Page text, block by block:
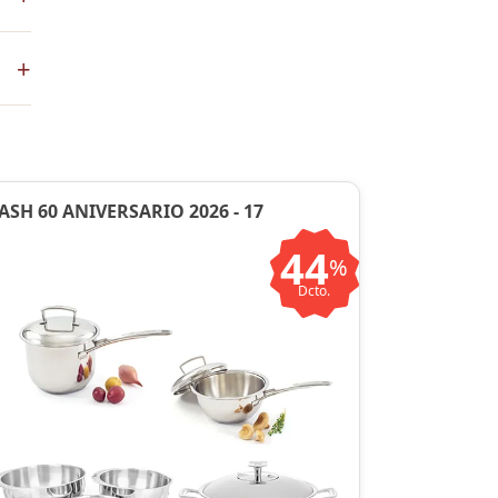
+
60 ANIVERSARIO 2026 - 17
44%
Dcto.